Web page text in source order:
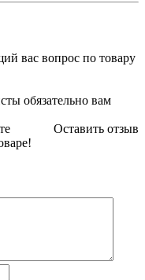
вас вопрос по товару
обязательно вам
Оставить отзыв